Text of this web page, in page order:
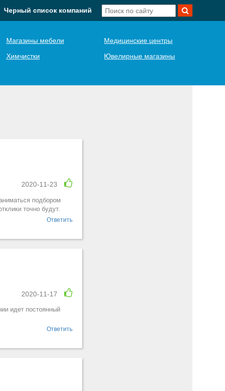
Черный список компаний
Магазины мебели
Медицинские центры
Химчистки Ювелирные магазины
2020-11-23
подбором
точно будут.
Ответить
2020-11-17
идет постоянный
Ответить